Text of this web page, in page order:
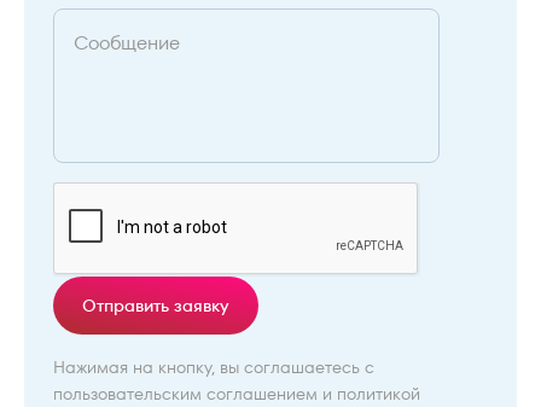
Отправить заявку
Нажимая на кнопку, вы соглашаетесь с
пользовательским соглашением и политикой